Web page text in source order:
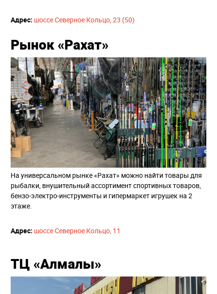
Адрес: шоссе Северное Кольцо, 23 (50)
Рынок «Рахат»
На универсальном рынке «Рахат» можно найти товары для
рыбалки, внушительный ассортимент спортивных товаров,
бензо-электро-инструменты и гипермаркет игрушек на 2
этаже.
Адрес: шоссе Северное Кольцо, 11
ТЦ «Алмалы»